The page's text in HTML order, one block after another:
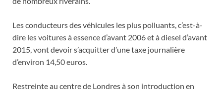
Les conducteurs des véhicules les plus polluants, c’est-à-
dire les voitures à essence d’avant 2006 et à diesel d’avant
2015, vont devoir s’acquitter d’une taxe journalière
d’environ 14,50 euros.
Restreinte au centre de Londres à son introduction en